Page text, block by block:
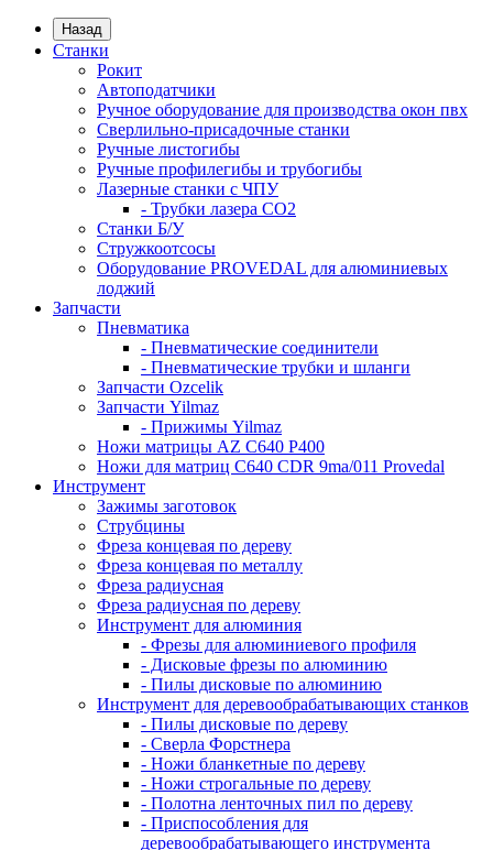
Назад
Станки
Рокит
Автоподатчики
Ручное оборудование для производства окон пвх
Сверлильно-присадочные станки
Ручные листогибы
Ручные профилегибы и трубогибы
Лазерные станки с ЧПУ
- Трубки лазера CO2
Станки Б/У
Стружкоотсосы
Оборудование PROVEDAL для алюминиевых
лоджий
Запчасти
Пневматика
- Пневматические соединители
- Пневматические трубки и шланги
Запчасти Ozcelik
Запчасти Yilmaz
- Прижимы Yilmaz
Ножи матрицы AZ C640 P400
Ножи для матриц C640 CDR 9ma/011 Provedal
Инструмент
Зажимы заготовок
Струбцины
Фреза концевая по дереву
Фреза концевая по металлу
Фреза радиусная
Фреза радиусная по дереву
Инструмент для алюминия
- Фрезы для алюминиевого профиля
- Дисковые фрезы по алюминию
- Пилы дисковые по алюминию
Инструмент для деревообрабатывающих станков
- Пилы дисковые по дереву
- Сверла Форстнера
- Ножи бланкетные по дереву
- Ножи строгальные по дереву
- Полотна ленточных пил по дереву
- Приспособления для
деревообрабатывающего инструмента